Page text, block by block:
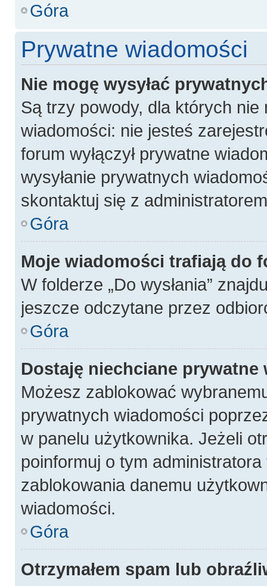
Góra
Prywatne wiadomości
Nie mogę wysyłać
Są trzy powody, dla których nie
wiadomości: nie jesteś
forum wyłączył prywatne
wysyłanie prywatnych
skontaktuj się z
Góra
Moje wiadomości trafiają do
W folderze „Do wysłania”
jeszcze odczytane przez
Góra
Dostaję niechciane prywatne
Możesz zablokować
prywatnych wiadomości
w panelu użytkownika. Jeżeli
poinformuj o tym
zablokowania danemu
wiadomości.
Góra
Otrzymałem spam lub